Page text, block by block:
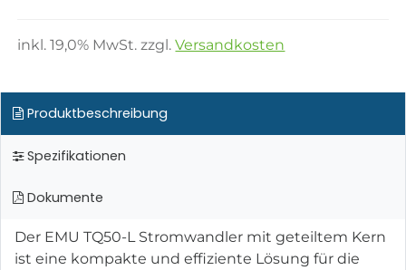
inkl.19,0% MwSt. zzgl.Versandkosten
Produktbeschreibung
Spezifikationen
Dokumente
Der EMU TQ50-L Stromwandler mit geteiltem Kern
ist eine kompakte und effiziente Lösung für die